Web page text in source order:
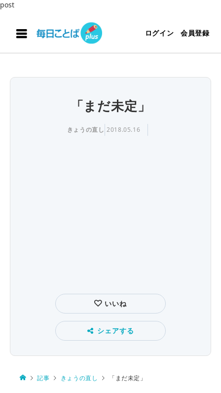
post
ログイン 会員登録
「まだ未定」
きょうの直し 2018.05.16
いいね
シェアする
記事 きょうの直し 「まだ未定」